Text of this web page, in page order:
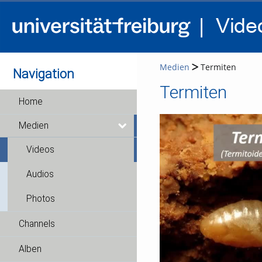
Navigation
Home
Medien
Videos
Audios
Photos
Channels
Alben
Medien Termiten
Termiten